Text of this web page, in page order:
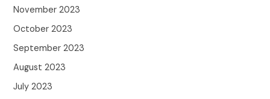
November 2023
October 2023
September 2023
August 2023
July 2023